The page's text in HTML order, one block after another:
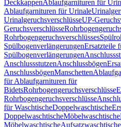
DeckkappenAblaufgarnituren für
Ablaufgarnituren für Urinale
UrinalgeruchsverschlüsseUP-
Geruchsverschlüsse
Rohrbogengeruchsverschlüsses
SpülbogenverlängerungenErsatzteile
Spülbogenverlängerungen
AnschlussstutzenAnschlussbögen
AnschlussbögenManschetten
für Ablaufgarnituren für
BidetsRohrbogengeruchsverschlüsse
Rohrbogengeruchsverschlüsse
für WaschtischeDoppelwaschtische
DoppelwaschtischeMöbelwaschtische
MöbelwaschtischeAufsatzwaschtische